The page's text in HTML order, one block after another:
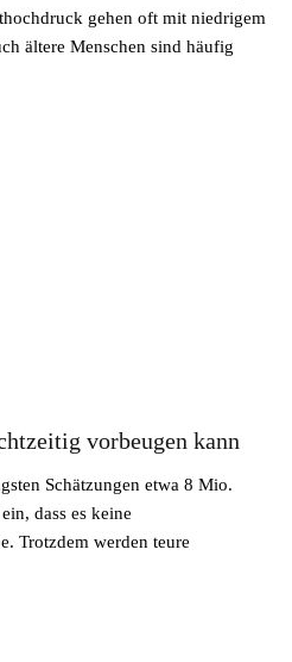
gehen oft mit niedrigem
ältere Menschen sind häufig
vorbeugen kann
Schätzungen etwa 8 Mio.
dass es keine
Trotzdem werden teure